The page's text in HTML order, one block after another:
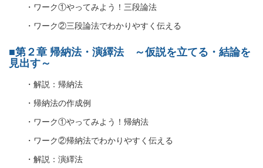
・ワーク①やってみよう！三段論法
・ワーク②三段論法でわかりやすく伝える
■第２章 帰納法・演繹法 ～仮説を立てる・結論を
見出す～
・解説：帰納法
・帰納法の作成例
・ワーク①やってみよう！帰納法
・ワーク②帰納法でわかりやすく伝える
・解説：演繹法